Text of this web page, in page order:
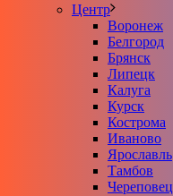
Центр
Воронеж
Белгород
Брянск
Липецк
Калуга
Курск
Кострома
Иваново
Ярославль
Тамбов
Череповец